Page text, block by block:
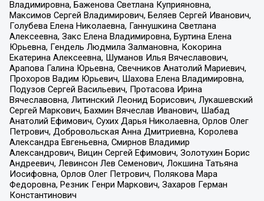
Владимировна, Баженова Светлана Куприяновна,
Максимов Сергей Владимирович, Беляев Сергей Иванович,
Голубева Елена Николаевна, Ганнушкина Светлана
Алексеевна, Закс Елена Владимировна, Буртина Елена
Юрьевна, Гендель Людмила Залмановна, Кокорина
Екатерина Алексеевна, Шуманов Илья Вячеславович,
Арапова Галина Юрьевна, Свечников Анатолий Мариевич,
Прохоров Вадим Юрьевич, Шахова Елена Владимировна,
Подузов Сергей Васильевич, Протасова Ирина
Вячеславовна, Литинский Леонид Борисович, Лукашевский
Сергей Маркович, Бахмин Вячеслав Иванович, Шабад
Анатолий Ефимович, Сухих Дарья Николаевна, Орлов Олег
Петрович, Добровольская Анна Дмитриевна, Королева
Александра Евгеньевна, Смирнов Владимир
Александрович, Вицин Сергей Ефимович, Золотухин Борис
Андреевич, Левинсон Лев Семенович, Локшина Татьяна
Иосифовна, Орлов Олег Петрович, Полякова Мара
Федоровна, Резник Генри Маркович, Захаров Герман
Константинович